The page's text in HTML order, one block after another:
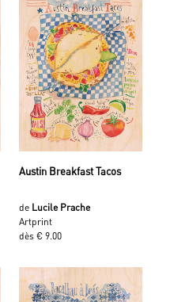
Austin Breakfast Tacos
de Lucile Prache
Artprint
dès € 9.00